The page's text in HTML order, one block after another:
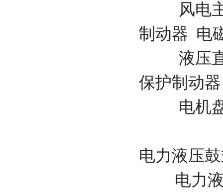
风电主
制动器 电
液压直
保护制动
电机盘
电力液压
电力液